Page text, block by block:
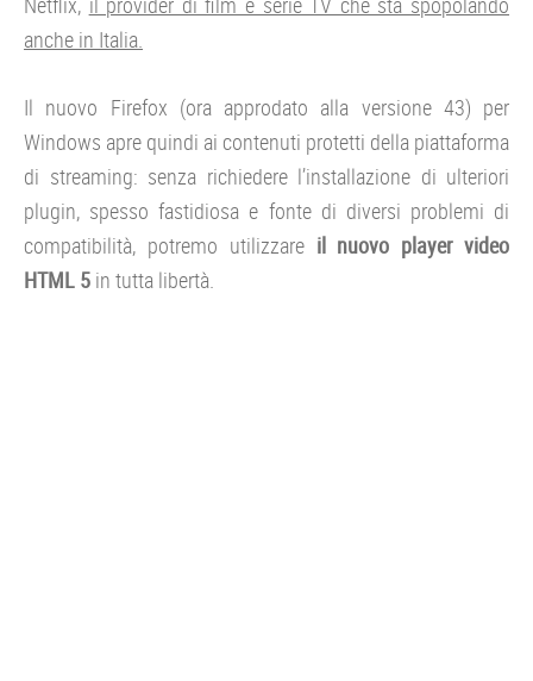
anche in Italia.
Il nuovo Firefox (ora approdato alla versione 43) per
Windows apre quindi ai contenuti protetti della piattaforma
di streaming: senza richiedere l’installazione di ulteriori
plugin, spesso fastidiosa e fonte di diversi problemi di
compatibilità, potremo utilizzare il nuovo player video
HTML 5 in tutta libertà.